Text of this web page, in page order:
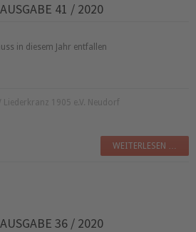
41 / 2020
in diesem Jahr entfallen
Liederkranz 1905 e.V. Neudorf
WEITERLESEN …
36 / 2020